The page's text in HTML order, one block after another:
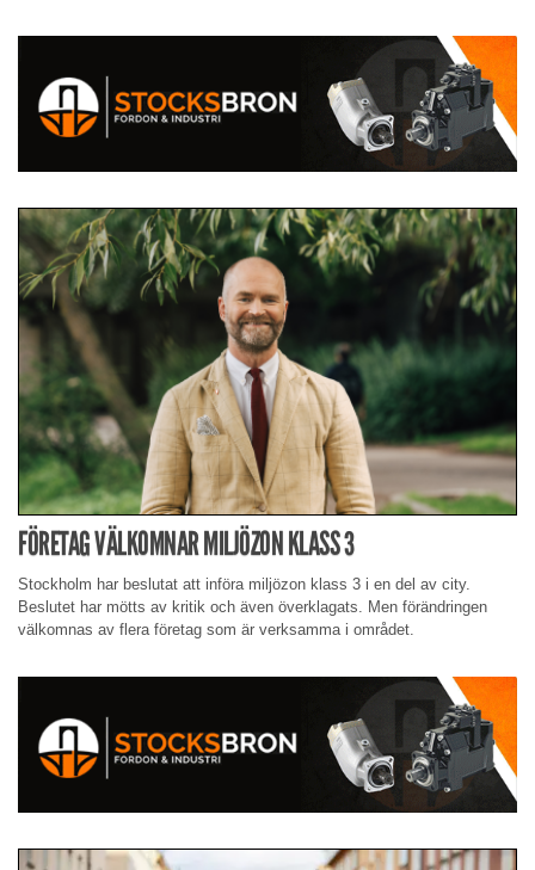
FÖRETAG VÄLKOMNAR MILJÖZON KLASS 3
Stockholm har beslutat att införa miljözon klass 3 i en del av city.
Beslutet har mötts av kritik och även överklagats. Men förändringen
välkomnas av flera företag som är verksamma i området.